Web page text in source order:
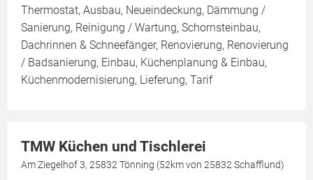
Thermostat, Ausbau, Neueindeckung, Dämmung /
Sanierung, Reinigung / Wartung, Schornsteinbau,
Dachrinnen & Schneefänger, Renovierung, Renovierung
/ Badsanierung, Einbau, Küchenplanung & Einbau,
Küchenmodernisierung, Lieferung, Tarif
TMW Küchen und Tischlerei
Am Ziegelhof 3, 25832 Tönning (52km von 25832 Schafflund)